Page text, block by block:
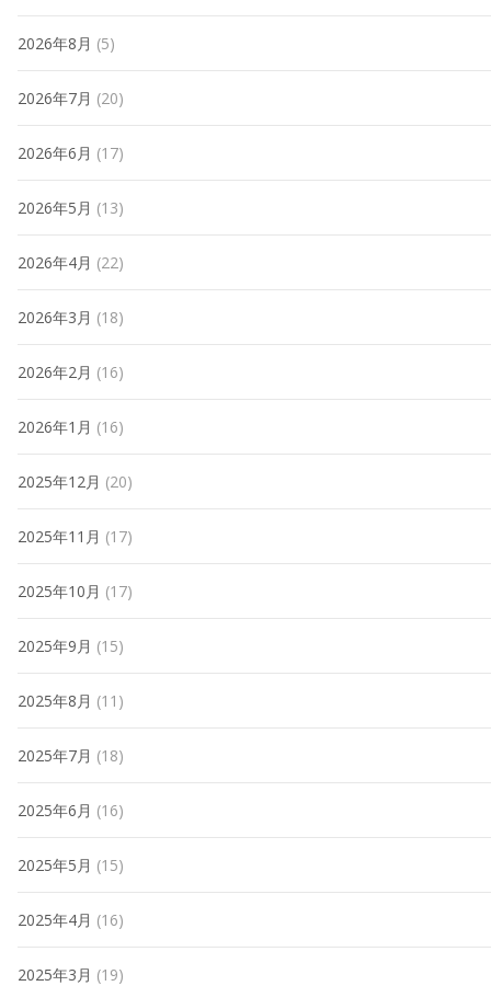
2026年8月 (5)
2026年7月 (20)
2026年6月 (17)
2026年5月 (13)
2026年4月 (22)
2026年3月 (18)
2026年2月 (16)
2026年1月 (16)
2025年12月 (20)
2025年11月 (17)
2025年10月 (17)
2025年9月 (15)
2025年8月 (11)
2025年7月 (18)
2025年6月 (16)
2025年5月 (15)
2025年4月 (16)
2025年3月 (19)